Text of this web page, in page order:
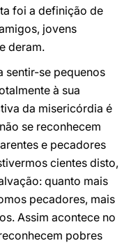
foi a definição de
jovens
deram.
sentir-se pequenos
à sua
da misericórdia é
se reconhecem
e pecadores
cientes disto,
quanto mais
pecadores, mais
Assim acontece no
pobres